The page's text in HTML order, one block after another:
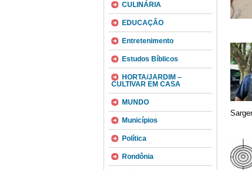
CULINÁRIA
EDUCAÇÃO
Entretenimento
Estudos Bíblicos
HORTA/JARDIM –
CULTIVAR EM CASA
MUNDO
Municípios
Política
Rondônia